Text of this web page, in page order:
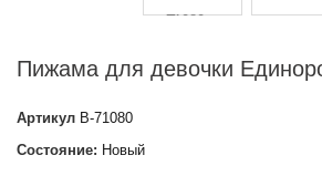
Пижама для девочки
Артикул B-71080
Состояние: Новый